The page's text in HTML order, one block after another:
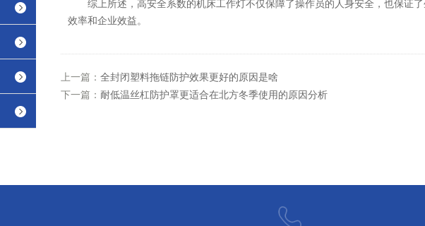
综上所述，高安全系数的机床工作灯不仅保障了操作员的人身安全，也保证
效率和企业效益。
上一篇： 全封闭塑料拖链防护效果更好的原因是啥
下一篇： 耐低温丝杠防护罩更适合在北方冬季使用的原因分析